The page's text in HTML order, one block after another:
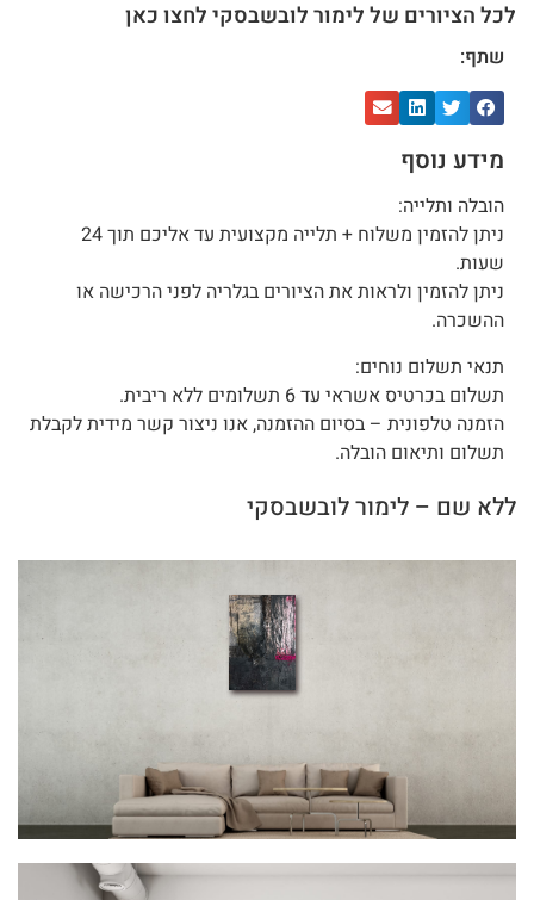
לכל הציורים של לימור לובשבסקי לחצו כאן
שתף:
מידע נוסף
הובלה ותלייה:
ניתן להזמין משלוח + תלייה מקצועית עד אליכם תוך 24
שעות.
ניתן להזמין ולראות את הציורים בגלריה לפני הרכישה או
ההשכרה.
תנאי תשלום נוחים:
תשלום בכרטיס אשראי עד 6 תשלומים ללא ריבית.
הזמנה טלפונית – בסיום ההזמנה, אנו ניצור קשר מידית לקבלת
תשלום ותיאום הובלה.
ללא שם – לימור לובשבסקי